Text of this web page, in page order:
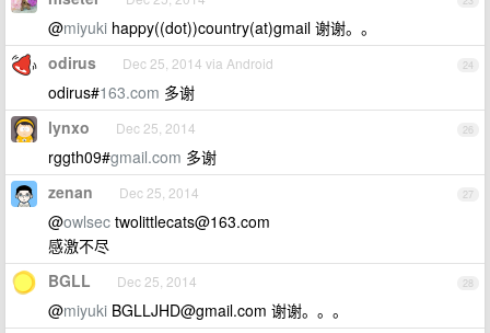
@miyuki happy((dot))country(at)gmail 谢谢。。
24
odirus Dec 25, 2014 via Android
odirus#163.com 多谢
26
lynxo Dec 25, 2014
rggth09#gmail.com 多谢
27
zenan Dec 25, 2014
@owlsec twolittlecats@163.com
感激不尽
28
BGLL Dec 25, 2014
@miyuki BGLLJHD@gmail.com 谢谢。。。